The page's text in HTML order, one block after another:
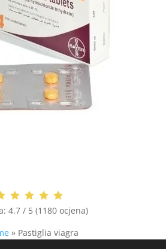
4.7 / 5 (1180 ocjena)
» Pastiglia viagra